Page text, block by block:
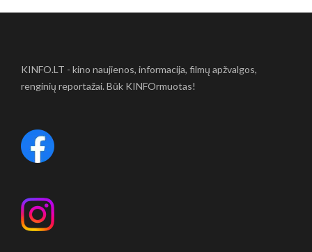
KINFO.LT - kino naujienos, informacija, filmų apžvalgos,
renginių reportažai. Būk KINFOrmuotas!